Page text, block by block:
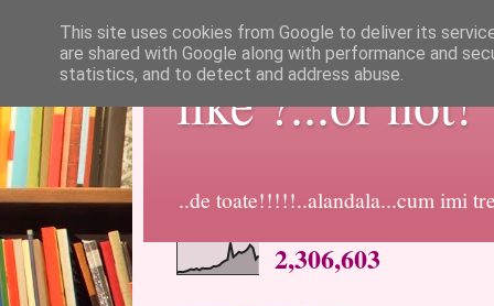
like ?...or not!
..de toate!!!!!..alandala...cum imi
2,306,603
This site uses cookies from Google to deliver its
are shared with Google along with performance and
statistics, and to detect and address abuse.